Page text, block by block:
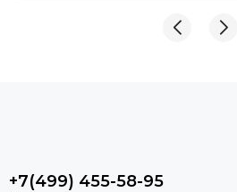
+7(499) 455-58-95